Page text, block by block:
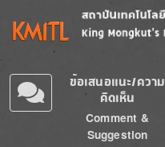
Image
ข้อเสนอแนะ/ความ
คิดเห็น
Comment &
Suggestion